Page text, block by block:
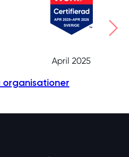
April 2025
organisationer